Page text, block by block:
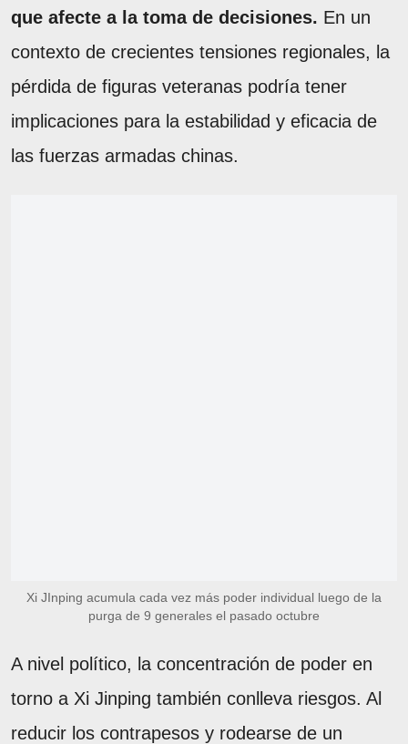
que afecte a la toma de decisiones. En un
contexto de crecientes tensiones regionales, la
pérdida de figuras veteranas podría tener
implicaciones para la estabilidad y eficacia de
las fuerzas armadas chinas.
Xi JInping acumula cada vez más poder individual luego de la
purga de 9 generales el pasado octubre
A nivel político, la concentración de poder en
torno a Xi Jinping también conlleva riesgos. Al
reducir los contrapesos y rodearse de un